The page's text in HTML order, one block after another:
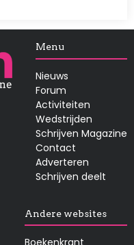
Menu
Nieuws
Forum
Activiteiten
Wedstrijden
Schrijven Magazine
Contact
Adverteren
Schrijven deelt
Andere websites